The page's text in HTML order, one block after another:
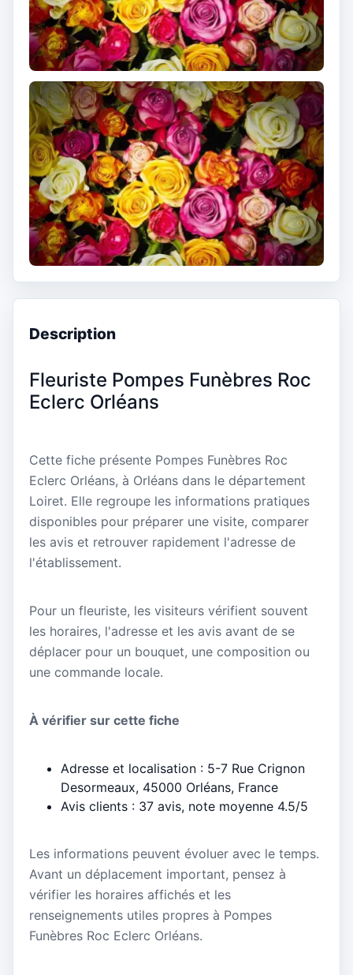
Description
Fleuriste Pompes Funèbres Roc
Eclerc Orléans
Cette fiche présente Pompes Funèbres Roc
Eclerc Orléans, à Orléans dans le département
Loiret. Elle regroupe les informations pratiques
disponibles pour préparer une visite, comparer
les avis et retrouver rapidement l'adresse de
l'établissement.
Pour un fleuriste, les visiteurs vérifient souvent
les horaires, l'adresse et les avis avant de se
déplacer pour un bouquet, une composition ou
une commande locale.
À vérifier sur cette fiche
Adresse et localisation : 5-7 Rue Crignon
Desormeaux, 45000 Orléans, France
Avis clients : 37 avis, note moyenne 4.5/5
Les informations peuvent évoluer avec le temps.
Avant un déplacement important, pensez à
vérifier les horaires affichés et les
renseignements utiles propres à Pompes
Funèbres Roc Eclerc Orléans.